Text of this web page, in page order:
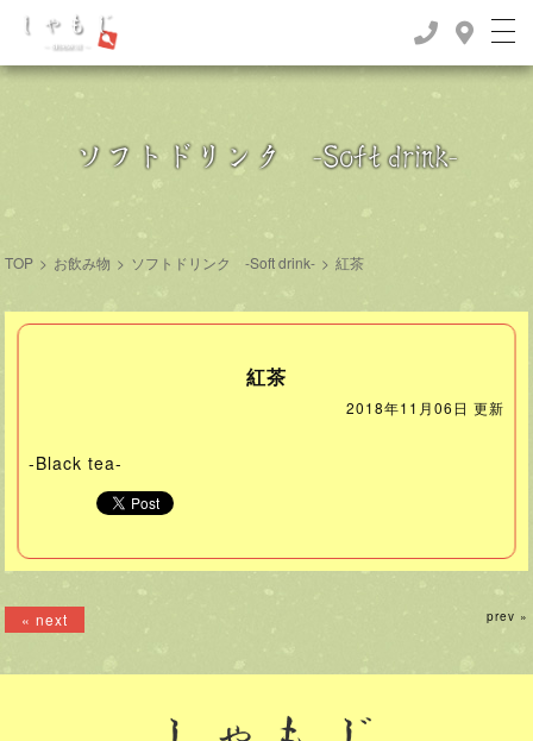
ソフトドリンク -Soft drink-
TOP > お飲み物 > ソフトドリンク -Soft drink- > 紅茶
紅茶
2018年11月06日 更新
-Black tea-
« next prev »